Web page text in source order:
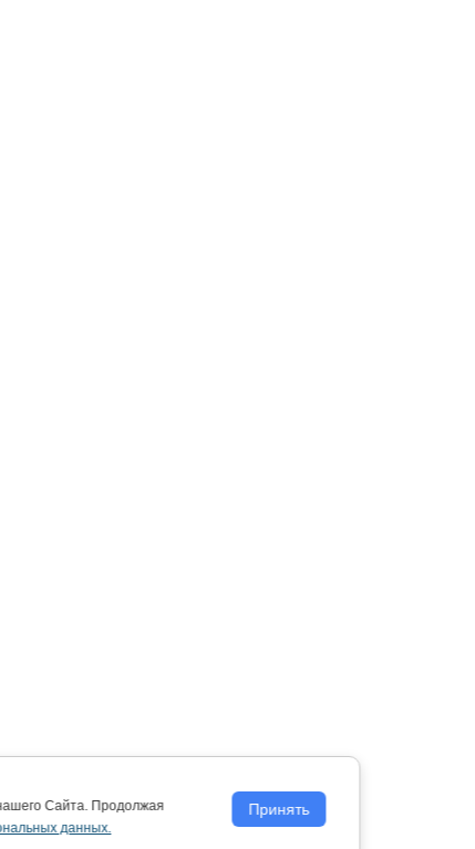
Сайта. Продолжая
данных.
Принять